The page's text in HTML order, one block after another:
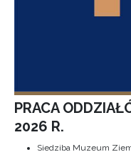
PRACA
2026 R.
Siedziba Muzeum